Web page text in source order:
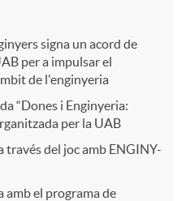
signa un acord de
per a impulsar el
de l'enginyeria
“Dones i Enginyeria:
per la UAB
través del joc amb ENGINY-
amb el programa de